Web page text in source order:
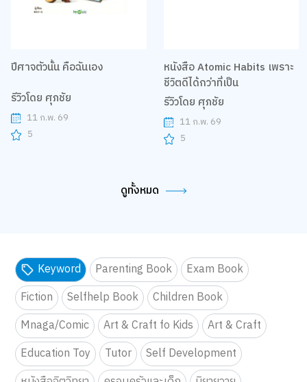
ปีศาจตัวนั้น คือฉันเอง
รีวิวโดย ศุภชัย
11 ก.พ. 69
5
หนังสือ Atomic Habits เพราะ
ชีวิตดีได้กว่าที่เป็น
รีวิวโดย ศุภชัย
11 ก.พ. 69
5
ดูทั้งหมด
Keyword Parenting Book
Exam Book
Fiction
Selfhelp Book
Children Book
Mnaga/Comic
Art & Craft fo Kids
Art & Craft
Education Toy
Tutor
Self Development